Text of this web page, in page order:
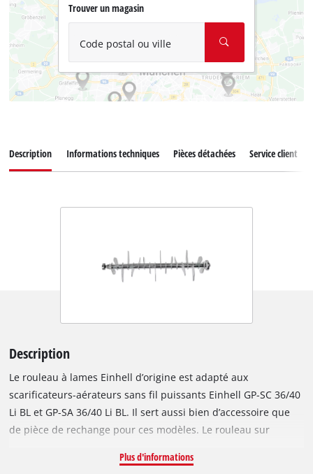
Trouver un magasin
Code postal ou ville
Description Informations techniques Pièces détachées Service client
Description
Le rouleau à lames Einhell d’origine est adapté aux
scarificateurs-aérateurs sans fil puissants Einhell GP-SC 36/40
Li BL et GP-SA 36/40 Li BL. Il sert aussi bien d’accessoire que
de pièce de rechange pour ces modèles. Le rouleau sur
robustes en acier inoxydable retourne efficacement la couche
Plus d'informations